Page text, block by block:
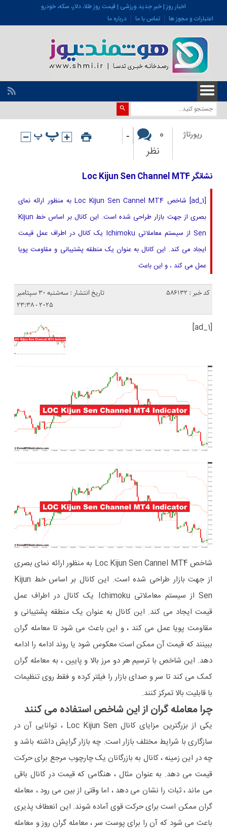
اخبار روز | خبر جدید ورزشی | قیمت روز طلا، دلار، سکه، خودرو
اعتبارات و مجوز ها
تماس با ما درباره ما
رپورتاژ
0
نظر
-
نشانگر Loc Kijun Sen Channel MT4
[ad_1] شاخص Loc Kijun Sen Cannel MT4 به منظور ارائه نمای
بصری از جهت بازار طراحی شده است. این کانال بر اساس خط Kijun
Sen از سیستم معاملاتی Ichimoku یک کانال در اطراف عمل قیمت
ایجاد می کند. این کانال به عنوان یک منطقه پشتیبانی و مقاومت پویا
عمل می کند ، و این باعث
کد خبر : 586132
تاریخ انتشار : سه‌شنبه 30 سپتامبر
2025 - 23:38
[ad_1]
شاخص Loc Kijun Sen Cannel MT4 به منظور ارائه نمای بصری
از جهت بازار طراحی شده است. این کانال بر اساس خط Kijun
Sen از سیستم معاملاتی Ichimoku یک کانال در اطراف عمل
قیمت ایجاد می کند. این کانال به عنوان یک منطقه پشتیبانی و
مقاومت پویا عمل می کند ، و این باعث می شود تا معامله گران
ببینند که قیمت آن ممکن است معکوس شود یا روند ادامه را ادامه
دهد. این شاخص با ترسیم هر دو مرز بالا و پایین ، به معامله گران
کمک می کند تا سر و صدای بازار را فیلتر کرده و فقط روی تنظیمات
با قابلیت بالا تمرکز کنند.
چرا معامله گران از این شاخص استفاده می کنند
یکی از بزرگترین مزایای کانال Loc Kijun Sen ، توانایی آن در
سازگاری با شرایط مختلف بازار است. چه بازار گرایش داشته باشد و
چه در این زمینه ، کانال به بازرگانان یک چارچوب مرجع برای حرکت
قیمت می دهد. به عنوان مثال ، هنگامی که قیمت در کانال باقی
می ماند ، ثبات را نشان می دهد ، اما وقتی از بین می رود ، معامله
گران ممکن است برای حرکت قوی آماده شوند. این انعطاف پذیری
باعث می شود که آن را برای پوست سر ، معامله گران روز و معامله